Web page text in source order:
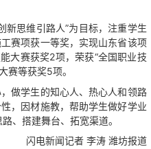
新思维引路人”为目标，注重学生
赛项获一等奖，实现山东省该项
大赛获奖2项，荣获“全国职业技
赛等获奖5项。
做学生的知心人、热心人和领路
，因材施教，帮助学生做好学业
、搭建舞台、拓宽渠道。
闪电新闻记者 李涛 潍坊报道